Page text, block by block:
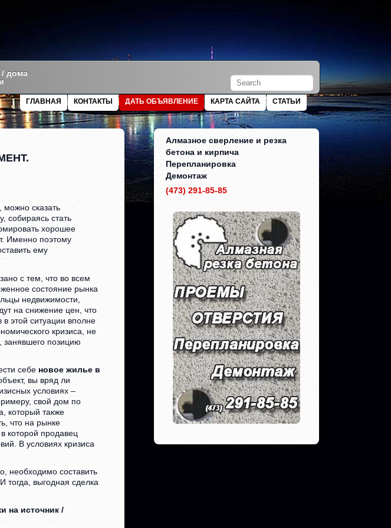
/ дома
СТАТЬИ
КАРТА САЙТА
ДАТЬ ОБЪЯВЛЕНИЕ
КОНТАКТЫ
ГЛАВНАЯ
можно сказать
собираясь стать
хорошее
Именно поэтому
ему
с тем, что во всем
состояние рынка
недвижимости,
на снижение цен, что
этой ситуации вполне
кризиса, не
занявшего позицию
себе новое жилье в
вы вряд ли
условиях –
свой дом по
который также
что на рынке
которой продавец
В условиях кризиса
необходимо составить
тогда, выгодная сделка
на источник /
Алмазное сверление и резка
бетона и кирпича
Перепланировка
Демонтаж
(473) 291-85-85